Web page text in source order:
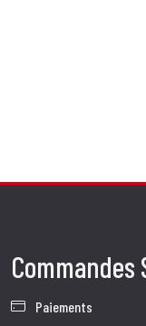
Commandes
Paiements